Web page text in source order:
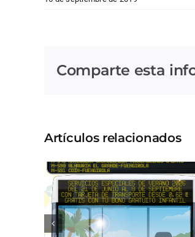
Comparte esta
Artículos relacionados